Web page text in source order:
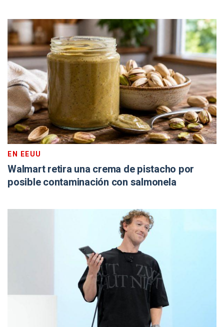
EN EEUU
Walmart retira una crema de pistacho por
posible contaminación con salmonela